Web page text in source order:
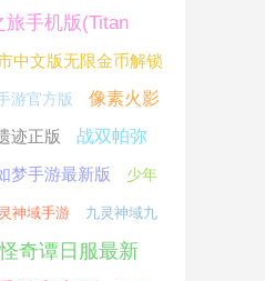
旅手机版(Titan
中文版无限金币解锁
游官方版
像素火影
迹正版
战双帕弥
梦手游最新版 少年
神域手游 九灵神域九
奇谭日服最新